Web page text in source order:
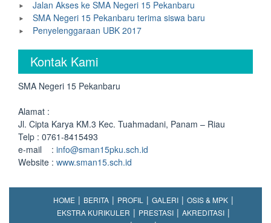
Jalan Akses ke SMA Negeri 15 Pekanbaru
SMA Negeri 15 Pekanbaru terima siswa baru
Penyelenggaraan UBK 2017
Kontak Kami
SMA Negeri 15 Pekanbaru
Alamat :
Jl. Cipta Karya KM.3 Kec. Tuahmadani, Panam – Riau
Telp : 0761-8415493
e-mail : info@sman15pku.sch.id
Website : www.sman15.sch.id
HOME BERITA PROFIL GALERI
OSIS & MPK
EKSTRA KURIKULER
PRESTASI
AKREDITASI